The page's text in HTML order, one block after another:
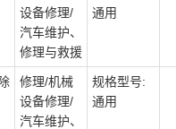
设备修理/
汽车维护、
修理与救援
通用
修理/机械
设备修理/
汽车维护、
规格型号:
通用